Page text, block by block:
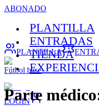
ABONADO
PLANTILLA
ENTRADAS
TIENDA
LOGIN
PLANTILLA
Fútbol base
Parte